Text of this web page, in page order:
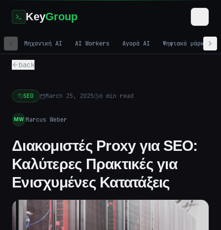
KeyGroup
Μηχανική AI AI Workers Αγορά AI Ψηφιακό
back
SEO March 25, 2025 6 min read
MW Marcus Weber
Διακομιστές Proxy για SEO:
Καλύτερες Πρακτικές για
Ενισχυμένες Κατατάξεις